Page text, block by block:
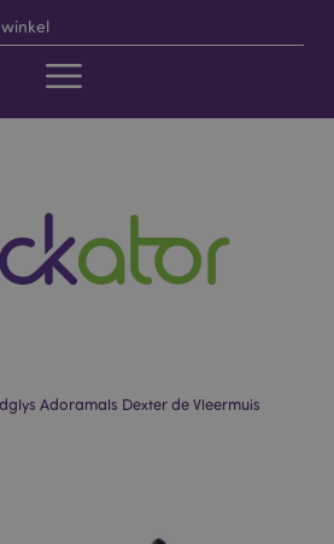
Adoramals Dexter de Vleermuis